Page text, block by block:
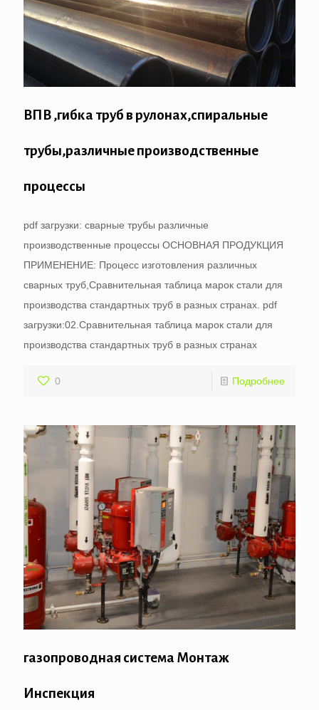
ВПВ ,гибка труб в рулонах,спиральные
трубы,различные производственные
процессы
pdf загрузки: сварные трубы различные
производственные процессы ОСНОВНАЯ ПРОДУКЦИЯ
ПРИМЕНЕНИЕ: Процесс изготовления различных
сварных труб,Сравнительная таблица марок стали для
производства стандартных труб в разных странах. pdf
загрузки:02.Сравнительная таблица марок стали для
производства стандартных труб в разных странах
0 Подробнее
газопроводная система Монтаж
Инспекция